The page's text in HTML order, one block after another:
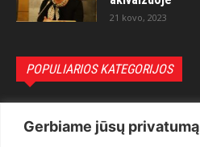
Gerbiame jūsų privatumą
21 kovo, 2023
POPULIARIOS KATEGORIJOS